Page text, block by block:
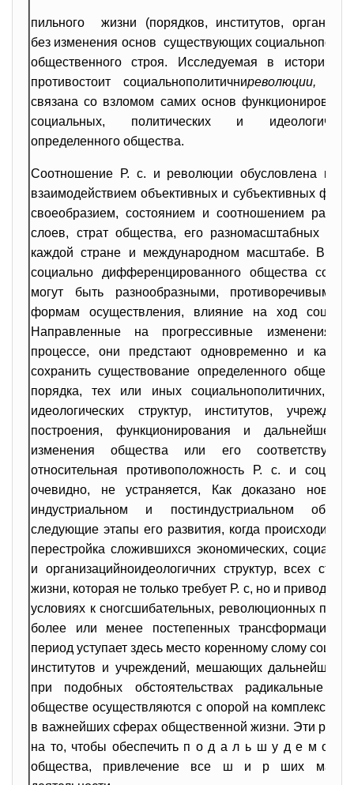
пильного жизни (порядков, институтов,
без изменения основ существующих
общественного строя. Исследуемая в
противостоит социальнополитичниреволюции,
связана со взломом самих основ
социальных, политических и
определенного общества.
Соотношение Р. с. и революции обусловлена
взаимодействием объективных и субъективных
своеобразием, состоянием и соотношением
слоев, страт общества, его разномасштабных
каждой стране и международном масштабе. В
социально дифференцированного общества
могут быть разнообразными, противоречивыми
формам осуществления, влияние на ход
Направленные на прогрессивные изменения
процессе, они предстают одновременно и как
сохранить существование определенного
порядка, тех или иных социальнополитичних,
идеологических структур, институтов,
построения, функционирования и дальнейшего
изменения общества или его
относительная противоположность Р. с. и
очевидно, не устраняется, Как доказано
индустриальном и постиндустриальном
следующие этапы его развития, когда происходит
перестройка сложившихся экономических,
и организацийноидеологичних структур, всех
жизни, которая не только требует Р. с, но и приводит
условиях к сногсшибательных, революционных
более или менее постепенных трансформаций
период уступает здесь место коренному слому
институтов и учреждений, мешающих дальнейшему
при подобных обстоятельствах радикальные
обществе осуществляются с опорой на комплекс
в важнейших сферах общественной жизни. Эти
на то, чтобы обеспечить п о д а л ь ш у д е м о к
общества, привлечение все ш и р ших масс к